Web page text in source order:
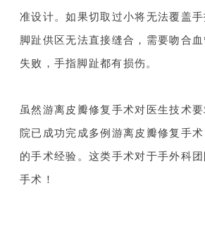
准设计。如果切取过小将无法覆盖
脚趾供区无法直接缝合，需要吻合
失败，手指脚趾都有损伤。
虽然游离皮瓣修复手术对医生技术
院已成功完成多例游离皮瓣修复手
的手术经验。这类手术对于手外科
手术！